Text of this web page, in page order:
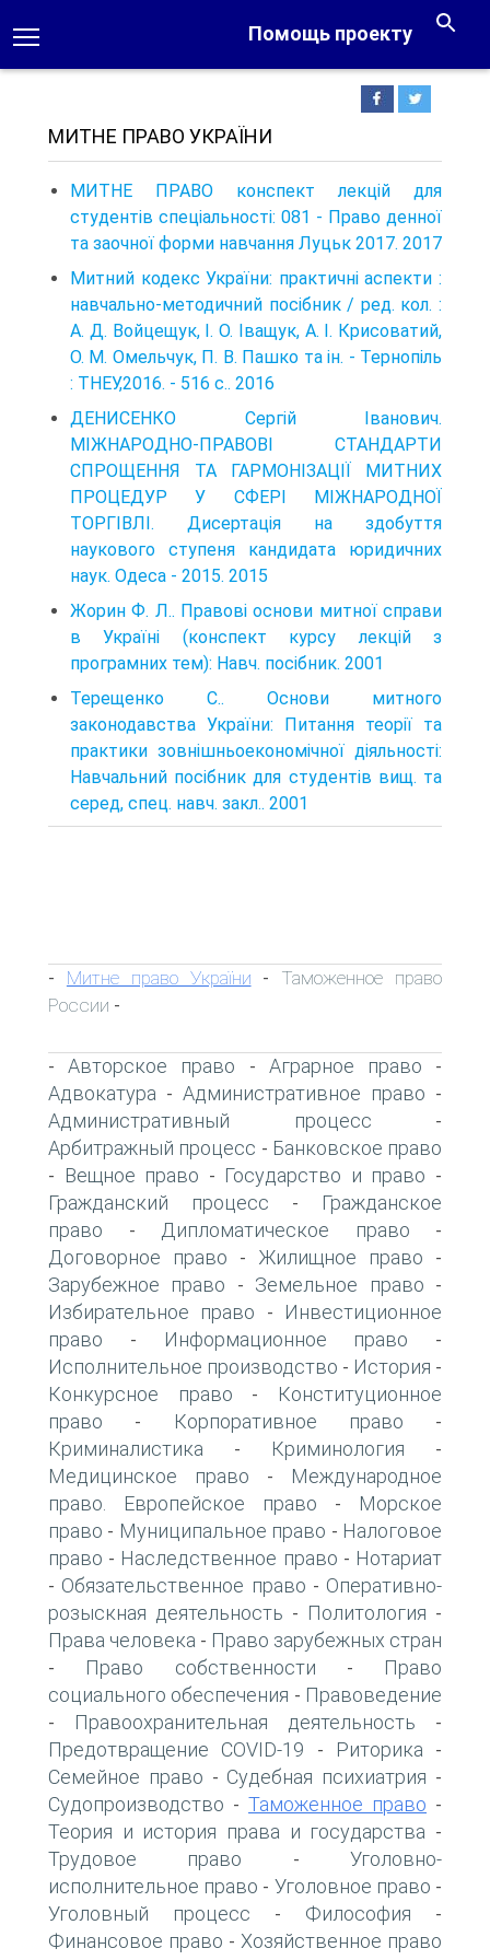
Помощь проекту
МИТНЕ ПРАВО УКРАЇНИ
МИТНЕ ПРАВО конспект лекцій для
студентів спеціальності: 081 - Право денної
та заочної форми навчання Луцьк 2017. 2017
Митний кодекс України: практичні аспекти :
навчально-методичний посібник / ред. кол. :
А. Д. Войцещук, І. О. Іващук, А. І. Крисоватий,
О. М. Омельчук, П. В. Пашко та ін. - Терно­піль
: ТНЕУ,2016. - 516 с.. 2016
ДЕНИСЕНКО Сергій Іванович.
МІЖНАРОДНО-ПРАВОВІ СТАНДАРТИ
СПРОЩЕННЯ ТА ГАРМОНІЗАЦІЇ МИТНИХ
ПРОЦЕДУР У СФЕРІ МІЖНАРОДНОЇ
ТОРГІВЛІ. Дисертація на здобуття
наукового ступеня кандидата юридичних
наук. Одеса - 2015. 2015
Жорин Ф. Л.. Правові основи митної справи
в Україні (конспект курсу лекцій з
програмних тем): Навч. посібник. 2001
Терещенко С.. Основи митного
законодавства України: Питання теорії та
практики зовнішньоекономічної діяльності:
Навчальний посібник для студентів вищ. та
серед, спец. навч. закл.. 2001
- Митне право України - Таможенное право
России -
-Авторское право - Аграрное право -
Адвокатура - Административное право -
Административный процесс -
Арбитражный процесс - Банковское право
- Вещное право - Государство и право -
Гражданский процесс -
Гражданское
право - Дипломатическое право -
Договорное право - Жилищное право -
Зарубежное право - Земельное право -
Избирательное право -
Инвестиционное
право - Информационное право -
Исполнительное производство - История -
Конкурсное право -
Конституционное
право - Корпоративное право -
Криминалистика - Криминология -
Медицинское право -
Международное
право. Европейское право -
Морское
право - Муниципальное право - Налоговое
право - Наследственное право - Нотариат
- Обязательственное право - Оперативно-
розыскная деятельность - Политология -
Права человека - Право зарубежных стран
- Право собственности -
Право
социального обеспечения - Правоведение
- Правоохранительная деятельность -
Предотвращение COVID-19 - Риторика -
Семейное право - Судебная психиатрия -
Судопроизводство - Таможенное право -
Теория и история права и государства -
Трудовое право -Уголовно-
исполнительное право - Уголовное право -
Уголовный процесс - Философия -
Финансовое право - Хозяйственное право